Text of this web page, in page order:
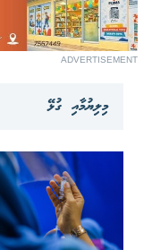
ADVERTISEMENT
މިލިޔުމާއި ގުޅޭ